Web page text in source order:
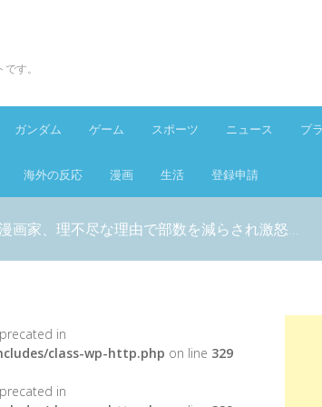
す。
ガンダム ゲーム スポーツ ニュース プ
海外の反応 漫画 生活 登録申請
漫画家、理不尽な理由で部数を減らされ激怒…
in
class-wp-http.php on line 329
in